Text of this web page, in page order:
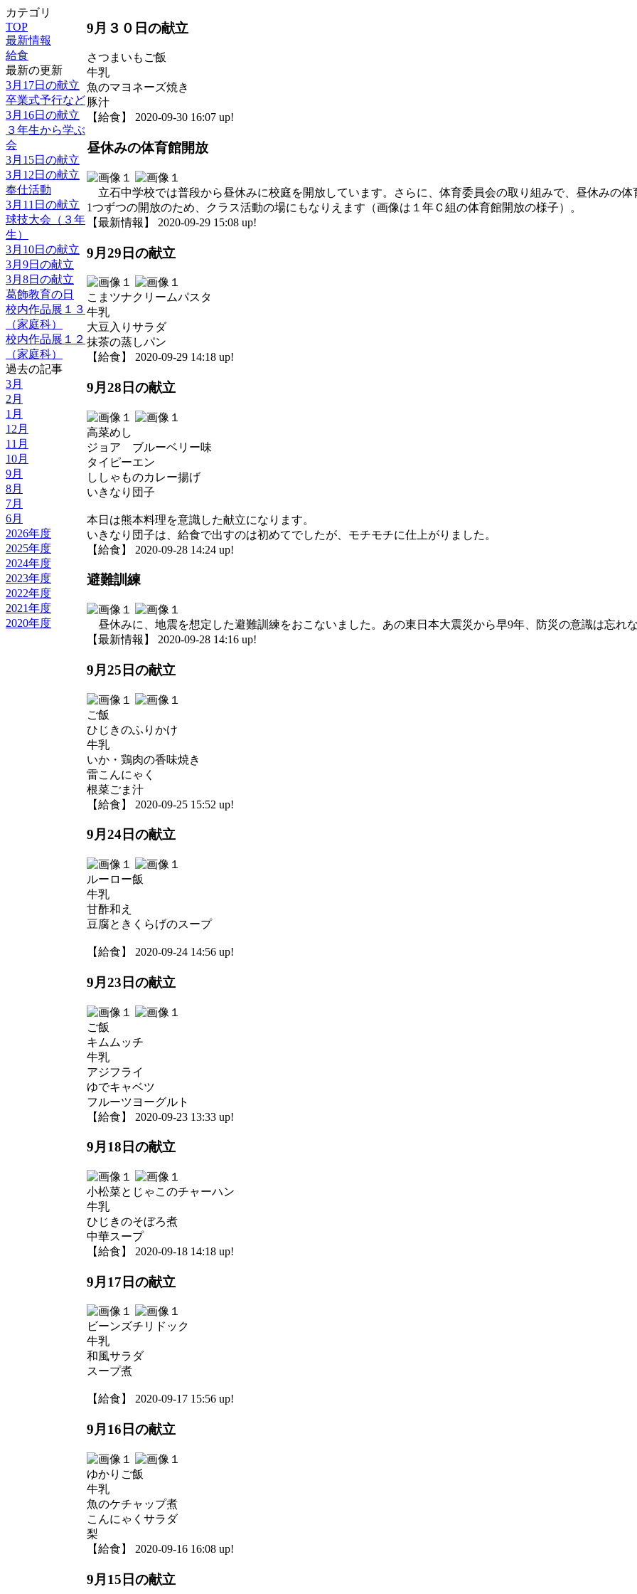
カテゴリ
TOP
最新情報
給食
最新の更新
3月17日の献立
卒業式予行など
3月16日の献立
３年生から学ぶ
会
3月15日の献立
3月12日の献立
奉仕活動
3月11日の献立
球技大会（３年
生）
3月10日の献立
3月9日の献立
3月8日の献立
葛飾教育の日
校内作品展１３
（家庭科）
校内作品展１２
（家庭科）
過去の記事
3月
2月
1月
12月
11月
10月
9月
8月
7月
6月
2026年度
2025年度
2024年度
2023年度
2022年度
2021年度
2020年度
9月３０日の献立
さつまいもご飯
牛乳
魚のマヨネーズ焼き
豚汁
【給食】 2020-09-30 16:07 up!
昼休みの体育館開放
立石中学校では普段から昼休みに校庭を開放しています。さらに、体育委員会の取り組みで、昼休みの体
1つずつの開放のため、クラス活動の場にもなりえます（画像は１年Ｃ組の体育館開放の様子）。
【最新情報】 2020-09-29 15:08 up!
9月29日の献立
こまツナクリームパスタ
牛乳
大豆入りサラダ
抹茶の蒸しパン
【給食】 2020-09-29 14:18 up!
9月28日の献立
高菜めし
ジョア ブルーベリー味
タイピーエン
ししゃものカレー揚げ
いきなり団子
本日は熊本料理を意識した献立になります。
いきなり団子は、給食で出すのは初めてでしたが、モチモチに仕上がりました。
【給食】 2020-09-28 14:24 up!
避難訓練
昼休みに、地震を想定した避難訓練をおこないました。あの東日本大震災から早9年、防災の意識は忘れ
【最新情報】 2020-09-28 14:16 up!
9月25日の献立
ご飯
ひじきのふりかけ
牛乳
いか・鶏肉の香味焼き
雷こんにゃく
根菜ごま汁
【給食】 2020-09-25 15:52 up!
9月24日の献立
ルーロー飯
牛乳
甘酢和え
豆腐ときくらげのスープ
【給食】 2020-09-24 14:56 up!
9月23日の献立
ご飯
キムムッチ
牛乳
アジフライ
ゆでキャベツ
フルーツヨーグルト
【給食】 2020-09-23 13:33 up!
9月18日の献立
小松菜とじゃこのチャーハン
牛乳
ひじきのそぼろ煮
中華スープ
【給食】 2020-09-18 14:18 up!
9月17日の献立
ビーンズチリドック
牛乳
和風サラダ
スープ煮
【給食】 2020-09-17 15:56 up!
9月16日の献立
ゆかりご飯
牛乳
魚のケチャップ煮
こんにゃくサラダ
梨
【給食】 2020-09-16 16:08 up!
9月15日の献立